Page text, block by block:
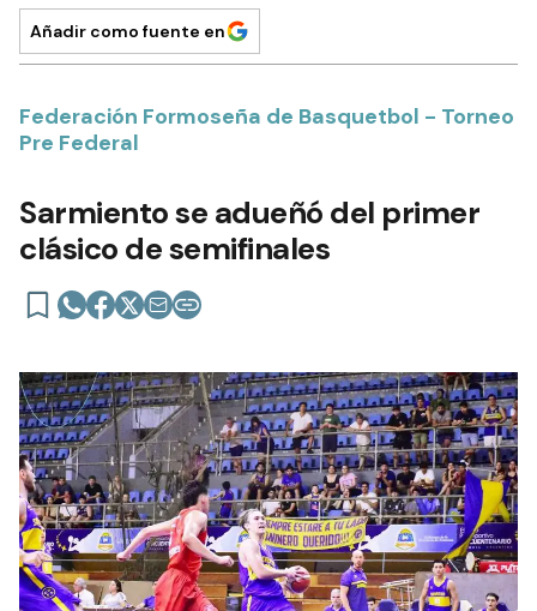
Añadir como fuente en
Federación Formoseña de Basquetbol - Torneo
Pre Federal
Sarmiento se adueñó del primer
clásico de semifinales